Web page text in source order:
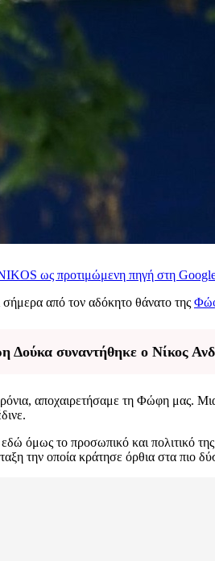
ως προτιμώμενη πηγή στη
από τον αδόκητο θάνατο της
συναντήθηκε ο Νίκος
αποχαιρετήσαμε τη Φώφη μας.
όμως το προσωπικό και πολιτικό
την οποία κράτησε όρθια στα πιο